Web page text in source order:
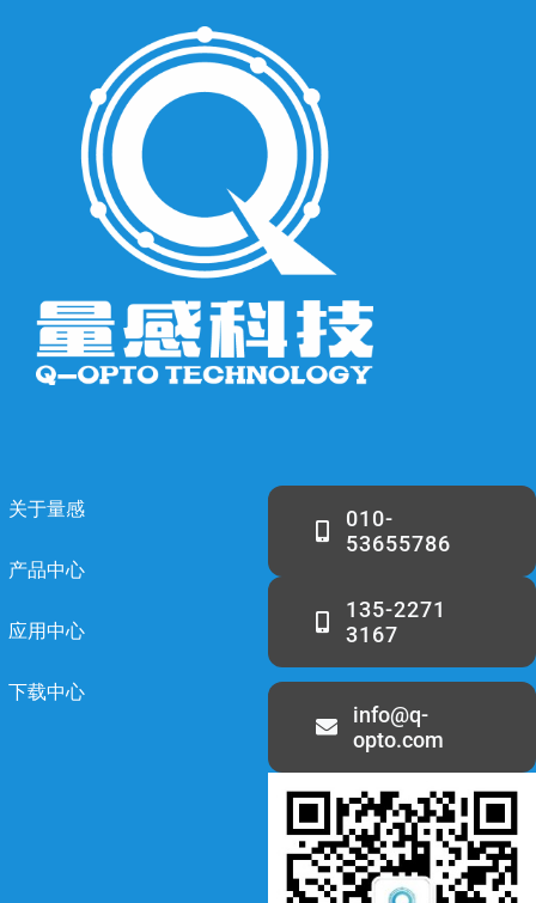
关于量感
产品中心
应用中心
下载中心
010-
53655786
135-2271
3167
info@q-
opto.com